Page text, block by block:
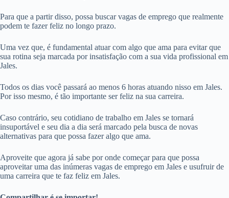
Para que a partir disso, possa buscar vagas de emprego que realmente
podem te fazer feliz no longo prazo.
Uma vez que, é fundamental atuar com algo que ama para evitar que
sua rotina seja marcada por insatisfação com a sua vida profissional em
Jales.
Todos os dias você passará ao menos 6 horas atuando nisso em Jales.
Por isso mesmo, é tão importante ser feliz na sua carreira.
Caso contrário, seu cotidiano de trabalho em Jales se tornará
insuportável e seu dia a dia será marcado pela busca de novas
alternativas para que possa fazer algo que ama.
Aproveite que agora já sabe por onde começar para que possa
aproveitar uma das inúmeras vagas de emprego em Jales e usufruir de
uma carreira que te faz feliz em Jales.